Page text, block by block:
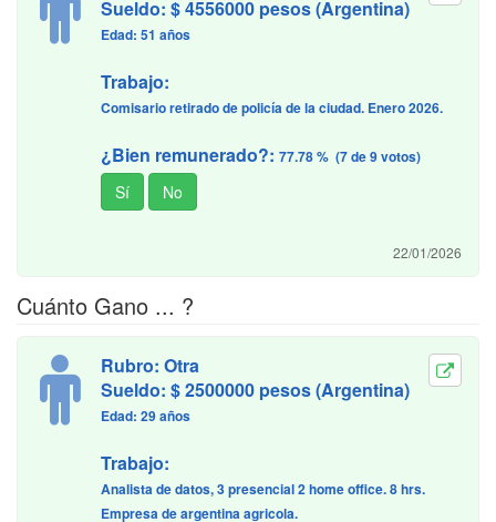
Sueldo: $ 4556000 pesos (Argentina)
Edad: 51 años
Trabajo:
Comisario retirado de policía de la ciudad. Enero 2026.
¿Bien remunerado?: 77.78 % (7 de 9 votos)
22/01/2026
Cuánto Gano ... ?
Rubro: Otra
Sueldo: $ 2500000 pesos (Argentina)
Edad: 29 años
Trabajo:
Analista de datos, 3 presencial 2 home office. 8 hrs.
Empresa de argentina agricola.